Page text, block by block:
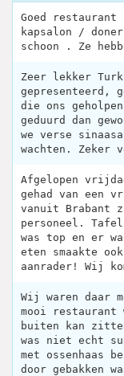
Goed
kapsalon /
schoon . Ze
Zeer lekker
gepresenteerd,
die ons
geduurd dan
we verse
wachten. Zeker
Afgelopen
gehad van een
vanuit Brabant
personeel.
was top en er
eten smaakte
aanrader! Wij
Wij waren daar
mooi restaurant
buiten kan
was niet echt
met ossenhaas
door gebakken